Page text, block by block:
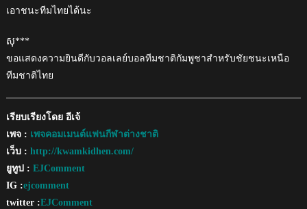
เอาชนะทีมไทยได้นะ
សុ***
ขอแสดงความยินดีกับวอลเลย์บอลทีมชาติกัมพูชาสำหรับชัยชนะเหนือ
ทีมชาติไทย
เรียบเรียงโดย อีเจ้
เพจ : เพจคอมเมนต์แฟนกีฬาต่างชาติ
เว็บ : http://kwamkidhen.com/
ยูทูป : EJComment
IG :ejcomment
twitter :EJComment